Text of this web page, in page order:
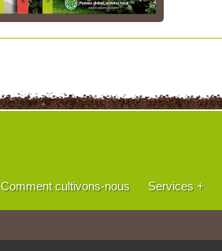
Comment cultivons-nous Services +